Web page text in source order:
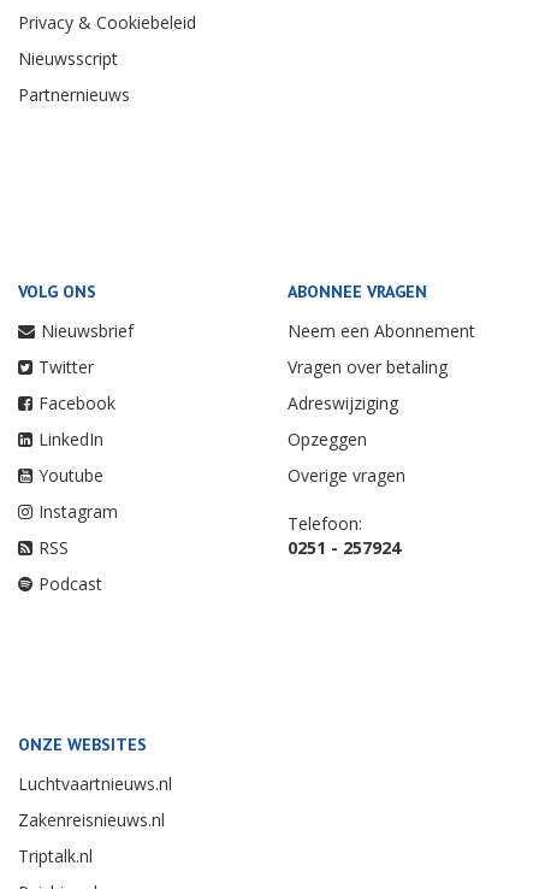
Privacy & Cookiebeleid
Nieuwsscript
Partnernieuws
VOLG ONS
Nieuwsbrief
Twitter
Facebook
LinkedIn
Youtube
Instagram
RSS
Podcast
ABONNEE VRAGEN
Neem een Abonnement
Vragen over betaling
Adreswijziging
Opzeggen
Overige vragen
Telefoon:
0251 - 257924
ONZE WEBSITES
Luchtvaartnieuws.nl
Zakenreisnieuws.nl
Triptalk.nl